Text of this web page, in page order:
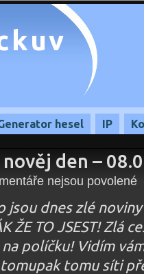
hesel IP
den –
nejsou povolené
na
–
jsou dnes zlé
ŽE TO JSEST! Zlá
políčku! Vidím
tomu síti